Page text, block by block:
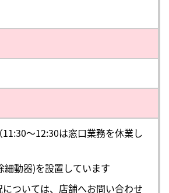
～12:30は窓口業務を休業し
細動器)を設置しています
ついては、店舗へお問い合わせ